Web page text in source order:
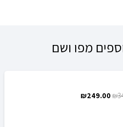
מפו ושם
₪ המחיר ₪249.00
המחיר